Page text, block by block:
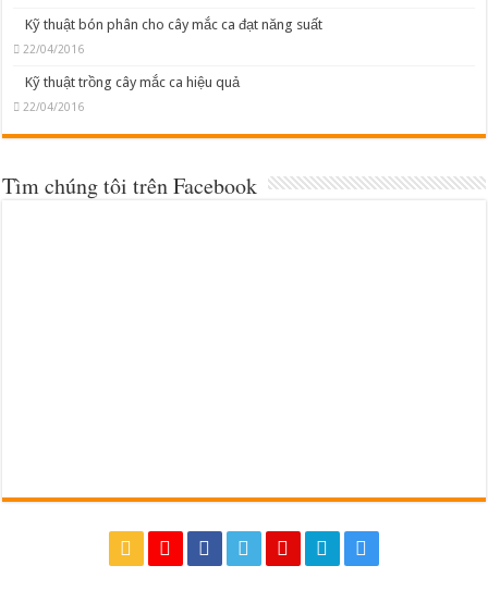
Kỹ thuật bón phân cho cây mắc ca đạt năng suất
22/04/2016
Kỹ thuật trồng cây mắc ca hiệu quả
22/04/2016
Tìm chúng tôi trên Facebook